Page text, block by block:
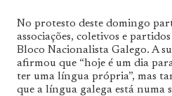
No protesto deste domingo
associações, coletivos e
Bloco Nacionalista Galego. A
afirmou que “hoje é um dia
ter uma língua própria”, mas
que a língua galega está numa